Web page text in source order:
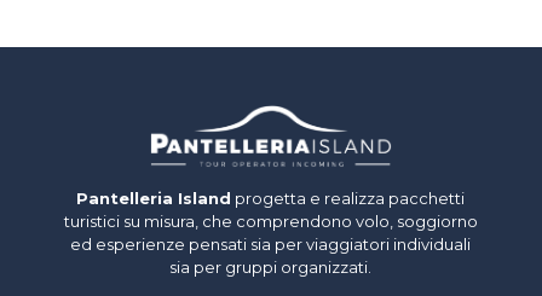
Pantelleria Island progetta e realizza pacchetti
turistici su misura, che comprendono volo, soggiorno
ed esperienze pensati sia per viaggiatori individuali
sia per gruppi organizzati.